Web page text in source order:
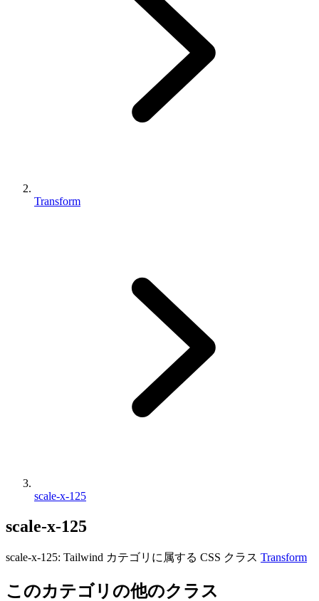
Transform
scale-x-125
scale-x-125
scale-x-125: Tailwind カテゴリに属する​​ CSS クラス Transform
このカテゴリの他のクラス